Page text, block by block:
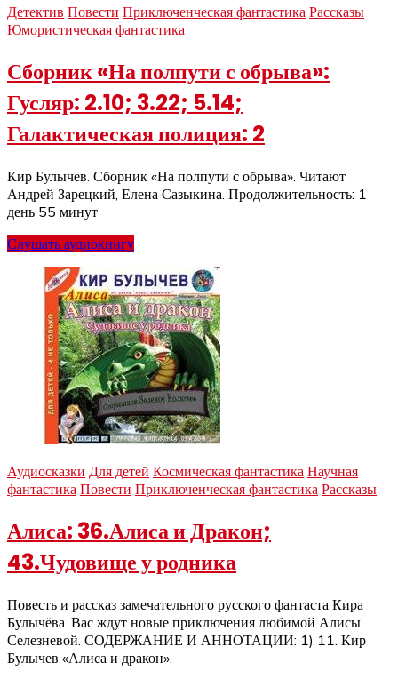
Детектив Повести Приключенческая фантастика Рассказы
Юмористическая фантастика
Сборник «На полпути с обрыва»:
Гусляр: 2.10; 3.22; 5.14;
Галактическая полиция: 2
Кир Булычев. Сборник «На полпути с обрыва». Читают
Андрей Зарецкий, Елена Сазыкина. Продолжительность: 1
день 55 минут
Слушать аудиокнигу
Аудиосказки Для детей Космическая фантастика Научная
фантастика Повести Приключенческая фантастика Рассказы
Алиса: 36.Алиса и Дракон;
43.Чудовище у родника
Повесть и рассказ замечательного русского фантаста Кира
Булычёва. Вас ждут новые приключения любимой Алисы
Селезневой. СОДЕРЖАНИЕ И АННОТАЦИИ: 1) 11. Кир
Булычев «Алиса и дракон».